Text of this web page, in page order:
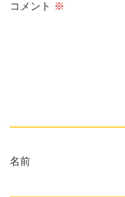
コメント ※
名前